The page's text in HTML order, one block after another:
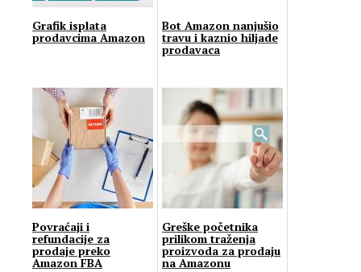
Grafik isplata
prodavcima Amazon
Bot Amazon nanjušio
travu i kaznio hiljade
prodavaca
Povraćaji i
refundacije za
prodaje preko
Amazon FBA
Greške početnika
prilikom traženja
proizvoda za prodaju
na Amazonu